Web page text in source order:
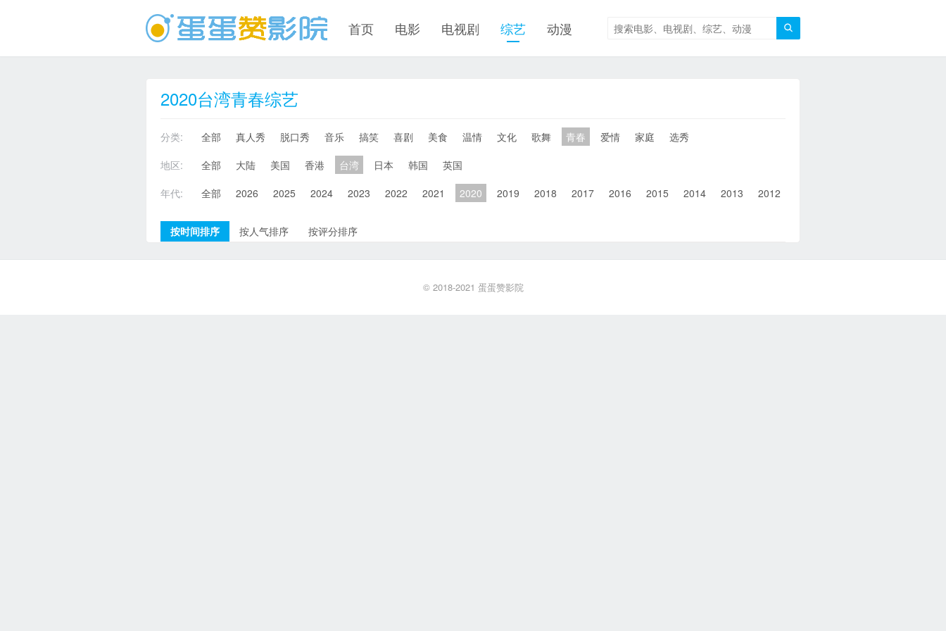

首页 电影 电视剧 综艺 动漫
2020台湾青春综艺
分类: 全部 真人秀 脱口秀 音乐 搞笑 喜剧 美食 温情 文化 歌舞 青春 爱情 家庭
选秀
地区:
全部 大陆 美国 香港 台湾 日本 韩国
英国
年代:
全部 2026 2025 2024 2023 2022 2021 2020 2019 2018 2017 2016 2015 2014 2013 2012
按时间排序 按人气排序 按评分排序
© 2018-2021 蛋蛋赞影院